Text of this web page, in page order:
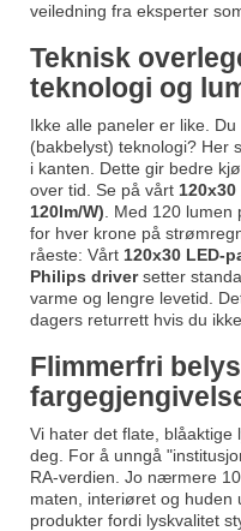
veiledning fra eksperter
Teknisk
teknologi og
Ikke alle paneler er like.
(bakbelyst) teknologi? Her
i kanten. Dette gir bedre
over tid. Se på vårt
120lm/W) . Med 120
for hver krone på
råeste: Vårt 120x30 LED-
Philips driversetter
varme og lengre levetid.
dagers returrett hvis du
Flimmerfri
Vi hater det flate, blåaktige
deg. For å unngå
RA-verdien. Jo nærmere
maten, interiøret og huden
produkter fordi lyskvalitet